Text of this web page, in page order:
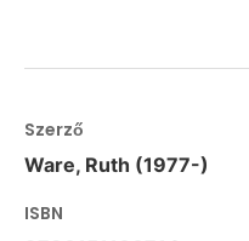
Szerző
Ware, Ruth (1977-)
ISBN